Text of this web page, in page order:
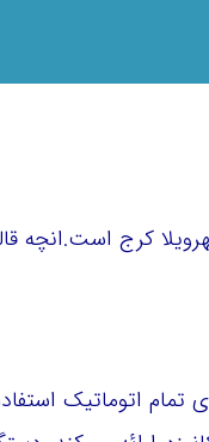
کرج است.انچه
اتوماتیک